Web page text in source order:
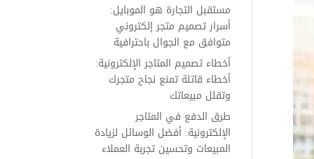
مستقبل التجارة هو الموبايل:
أسرار تصميم متجر إلكتروني
متوافق مع الجوال باحترافية
أخطاء تصميم المتاجر الإلكترونية:
أخطاء قاتلة تمنع نجاح متجرك
وتقلل مبيعاتك
طرق الدفع في المتاجر
الإلكترونية: أفضل الوسائل لزيادة
المبيعات وتحسين تجربة العملاء